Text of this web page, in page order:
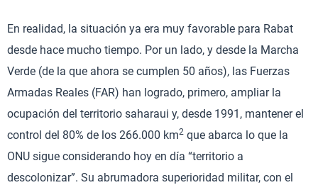
En realidad, la situación ya era muy favorable para Rabat
desde hace mucho tiempo. Por un lado, y desde la Marcha
Verde (de la que ahora se cumplen 50 años), las Fuerzas
Armadas Reales (FAR) han logrado, primero, ampliar la
ocupación del territorio saharaui y, desde 1991, mantener el
control del 80% de los 266.000 km2 que abarca lo que la
ONU sigue considerando hoy en día “territorio a
descolonizar”. Su abrumadora superioridad militar, con el